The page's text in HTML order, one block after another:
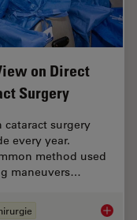
on Direct
Surgery
surgery
every year.
method used
maneuvers…
Dr.